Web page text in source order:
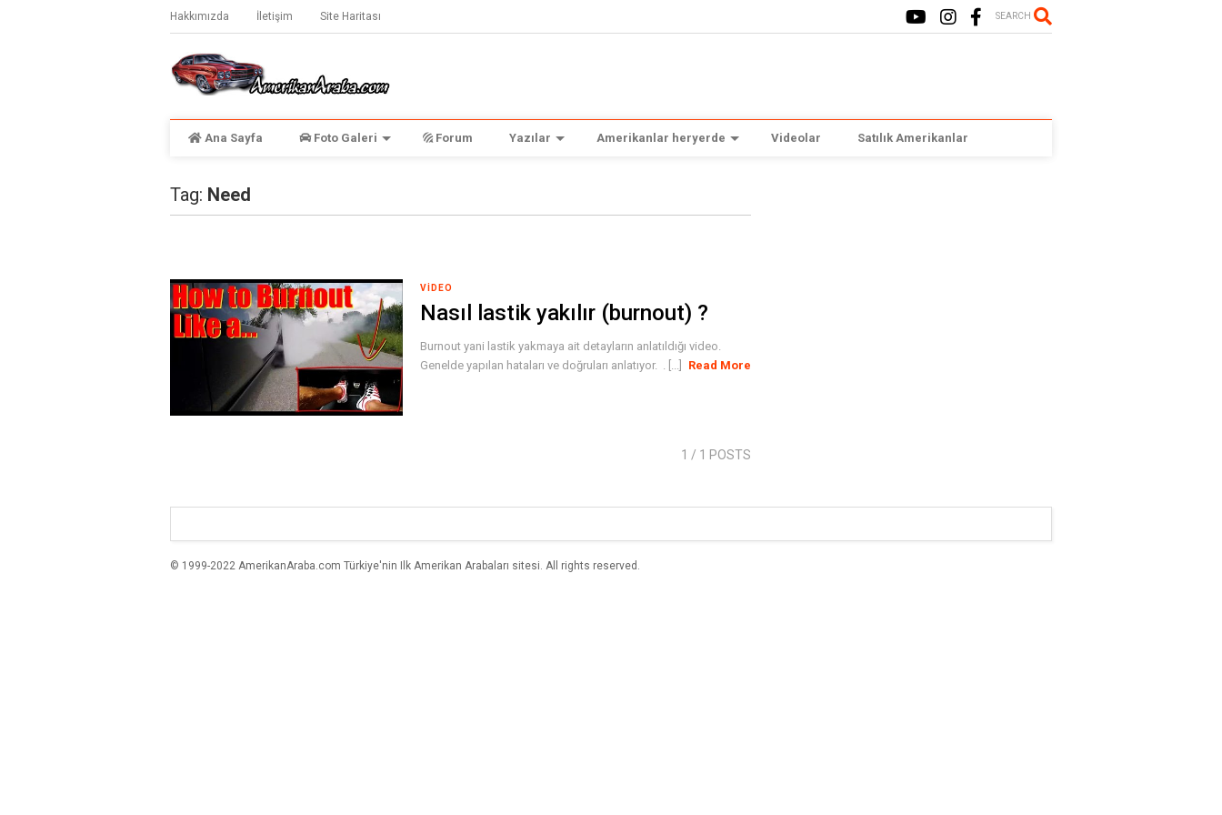
Hakkımızda İletişim Site Haritası SEARCH
Ana Sayfa Foto Galeri Forum Yazılar Amerikanlar heryerde Videolar Satılık Amerikanlar
Tag: Need
VIDEO
Nasıl lastik yakılır (burnout) ?
Burnout yani lastik yakmaya ait detayların anlatıldığı video.
Genelde yapılan hataları ve doğruları anlatıyor. . [...]
Read More
1 / 1 POSTS
© 1999-2022 AmerikanAraba.com Türkiye'nin Ilk Amerikan Arabaları sitesi. All rights reserved.